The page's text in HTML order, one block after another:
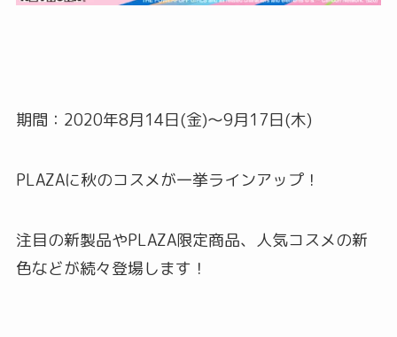
期間：2020年8月14日(金)～9月17日(木)
PLAZAに秋のコスメが一挙ラインアップ！
注目の新製品やPLAZA限定商品、人気コスメの新
色などが続々登場します！